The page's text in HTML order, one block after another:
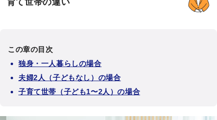
この章の目次
独身・一人暮らしの場合
夫婦2人（子どもなし）の場合
子育て世帯（子ども1〜2人）の場合